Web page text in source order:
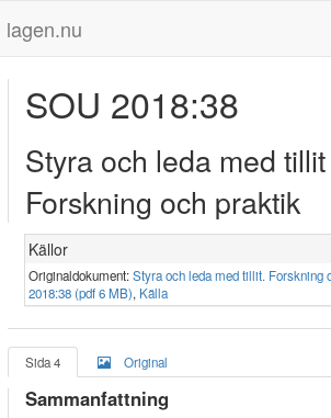
lagen.nu
SOU 2018:38
Styra och leda med
Forskning och praktik
Källor
Originaldokument:Styra och leda med tillit. Forskning
2018:38 (pdf 6 MB), Källa
Sida 4 Original
Sammanfattning